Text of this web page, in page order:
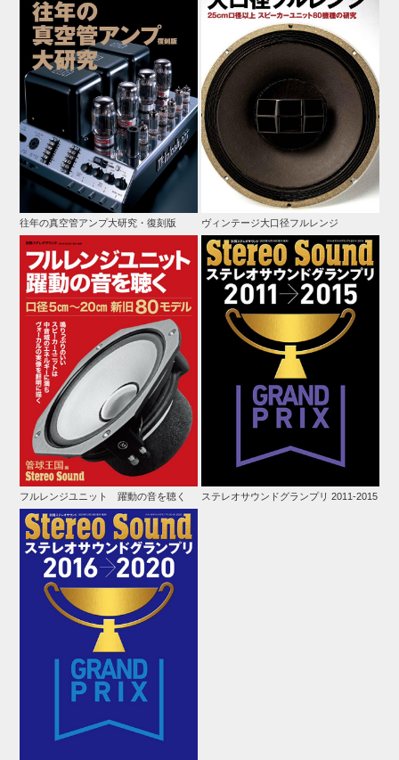
往年の真空管アンプ大研究・復刻版 ヴィンテージ大口径フルレンジ
フルレンジユニット 躍動の音を聴く ステレオサウンドグランプリ 2011-2015